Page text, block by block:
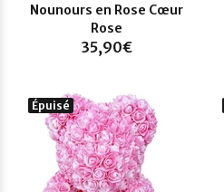
Nounours en Rose Cœur
Rose
35,90€
Épuisé